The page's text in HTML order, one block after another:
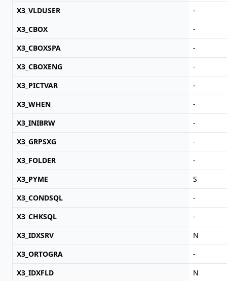
X3_VLDUSER
-
X3_CBOX
-
X3_CBOXSPA
-
X3_CBOXENG
-
X3_PICTVAR
-
X3_WHEN
-
X3_INIBRW
-
X3_GRPSXG
-
X3_FOLDER
-
X3_PYME
S
X3_CONDSQL
-
X3_CHKSQL
-
X3_IDXSRV
N
X3_ORTOGRA
-
X3_IDXFLD
N